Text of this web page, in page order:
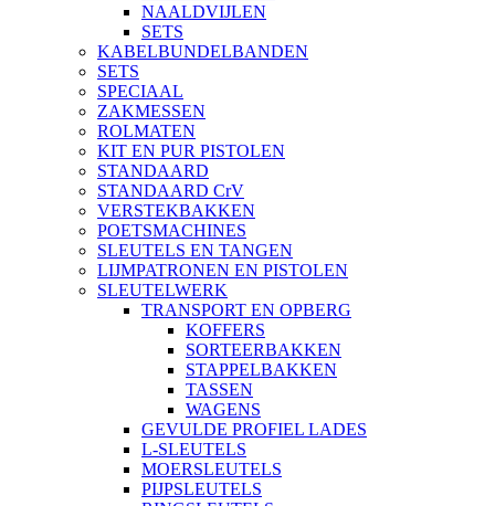
NAALDVIJLEN
SETS
KABELBUNDELBANDEN
SETS
SPECIAAL
ZAKMESSEN
ROLMATEN
KIT EN PUR PISTOLEN
STANDAARD
STANDAARD CrV
VERSTEKBAKKEN
POETSMACHINES
SLEUTELS EN TANGEN
LIJMPATRONEN EN PISTOLEN
SLEUTELWERK
TRANSPORT EN OPBERG
KOFFERS
SORTEERBAKKEN
STAPPELBAKKEN
TASSEN
WAGENS
GEVULDE PROFIEL LADES
L-SLEUTELS
MOERSLEUTELS
PIJPSLEUTELS